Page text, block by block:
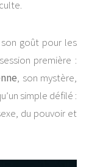
son goût pour les
première :
, son mystère,
simple défilé :
du pouvoir et